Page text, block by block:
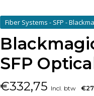
Fiber Systems - SFP -
SFP
€332,75 Incl. btw